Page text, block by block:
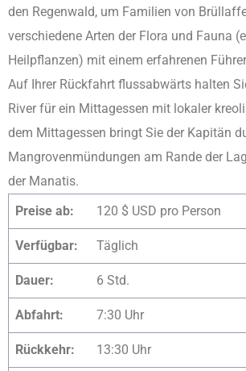
den Regenwald, um Familien von
verschiedene Arten der Flora und Fauna
Heilpflanzen) mit einem erfahrenen
Auf Ihrer Rückfahrt flussabwärts halten
River für ein Mittagessen mit lokaler
dem Mittagessen bringt Sie der Kapitän
Mangrovenmündungen am Rande der
der Manatis.
Preise ab:
120 $ USD pro Person
Verfügbar: Täglich
Dauer: 6 Std.
Abfahrt: 7:30 Uhr
Rückkehr: 13:30 Uhr